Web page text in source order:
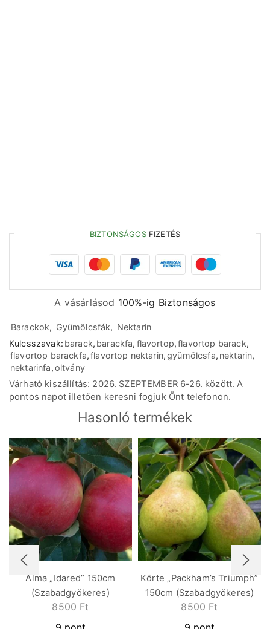
BIZTONSÁGOSFIZETÉS
A vásárlásod 100%-ig Biztonságos
Barackok, Gyümölcsfák, Nektarin
Kulcsszavak: barack, barackfa, flavortop,flavortop barack,
flavortop barackfa,flavortop nektarin,gyümölcsfa, nektarin,
nektarinfa,oltvány
Várható kiszállítás: 2026. SZEPTEMBER 6-26. között. A
pontos napot illetően keresni fogjuk Önt telefonon.
Hasonló termékek
Alma „Idared” 150cm
(Szabadgyökeres)
8500 Ft
Körte „Packham’s Triumph”
150cm (Szabadgyökeres)
8500 Ft